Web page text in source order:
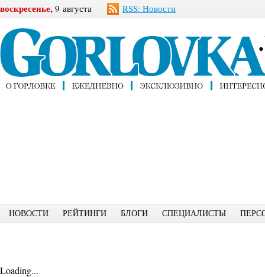
воскресенье, 9 августа RSS: Новости
НОВОСТИ РЕЙТИНГИ БЛОГИ СПЕЦИАЛИСТЫ
Loading...